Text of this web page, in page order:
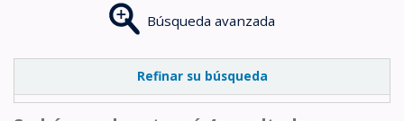
Búsqueda avanzada
Refinar su búsqueda